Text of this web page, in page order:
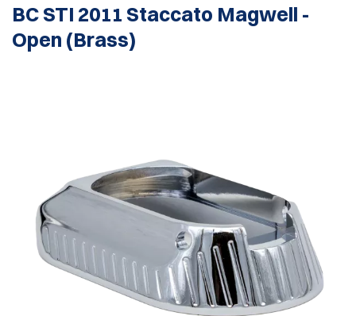
BC STI 2011 Staccato Magwell -
Open (Brass)